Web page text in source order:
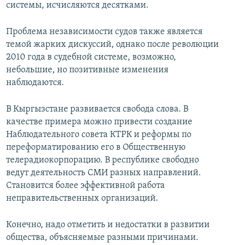
системы, исчисляются десятками.
Проблема независимости судов также является
темой жарких дискуссий, однако после революции
2010 года в судебной системе, возможно,
небольшие, но позитивные изменения
наблюдаются.
В Кыргызстане развивается свобода слова. В
качестве примера можно привести создание
Наблюдательного совета КТРК и реформы по
переформатированию его в Общественную
телерадиокорпорацию. В республике свободно
ведут деятельность СМИ разных направлений.
Становится более эффективной работа
неправительственных организаций.
Конечно, надо отметить и недостатки в развитии
общества, объясняемые разными причинами.